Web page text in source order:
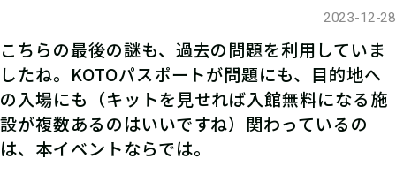
2023-12-28
こちらの最後の謎も、過去の問題を利用していま
したね。KOTOパスポートが問題にも、目的地へ
の入場にも（キットを見せれば入館無料になる施
設が複数あるのはいいですね）関わっているの
は、本イベントならでは。